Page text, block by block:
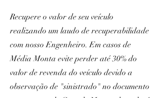
Recupere o valor de seu veículo
realizando um laudo de recuperabilidade
com nosso Engenheiro. Em casos de
Média Monta evite perder até 30% do
valor de revenda do veículo devido a
observação de "sinistrado" no documento